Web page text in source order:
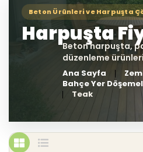
Ana Sayfa
Bahçe Yer
Teak